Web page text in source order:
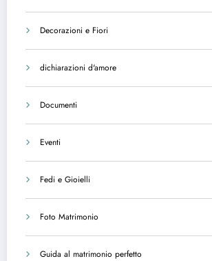
Decorazioni e Fiori
dichiarazioni d'amore
Documenti
Eventi
Fedi e Gioielli
Foto Matrimonio
Guida al matrimonio perfetto